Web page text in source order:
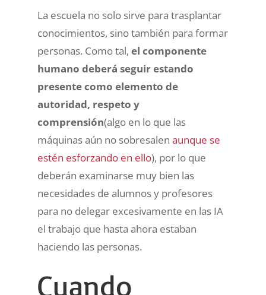
La escuela no solo sirve para trasplantar
conocimientos, sino también para formar
personas. Como tal, el componente
humano deberá seguir estando
presente como elemento de
autoridad, respeto y
comprensión(algo en lo que las
máquinas aún no sobresalen aunque se
estén esforzando en ello), por lo que
deberán examinarse muy bien las
necesidades de alumnos y profesores
para no delegar excesivamente en las IA
el trabajo que hasta ahora estaban
haciendo las personas.
Cuando